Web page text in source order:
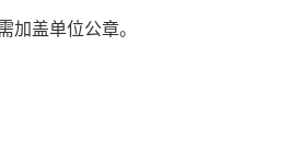
加盖单位公章。